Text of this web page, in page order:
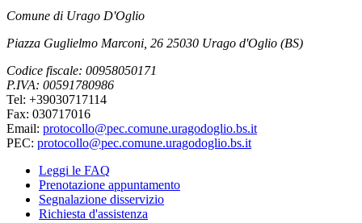
Comune di Urago D'Oglio
Piazza Guglielmo Marconi, 26 25030 Urago d'Oglio (BS)
Codice fiscale: 00958050171
P.IVA: 00591780986
Tel: +39030717114
Fax: 030717016
Email: protocollo@pec.comune.uragodoglio.bs.it
PEC: protocollo@pec.comune.uragodoglio.bs.it
Leggi le FAQ
Prenotazione appuntamento
Segnalazione disservizio
Richiesta d'assistenza